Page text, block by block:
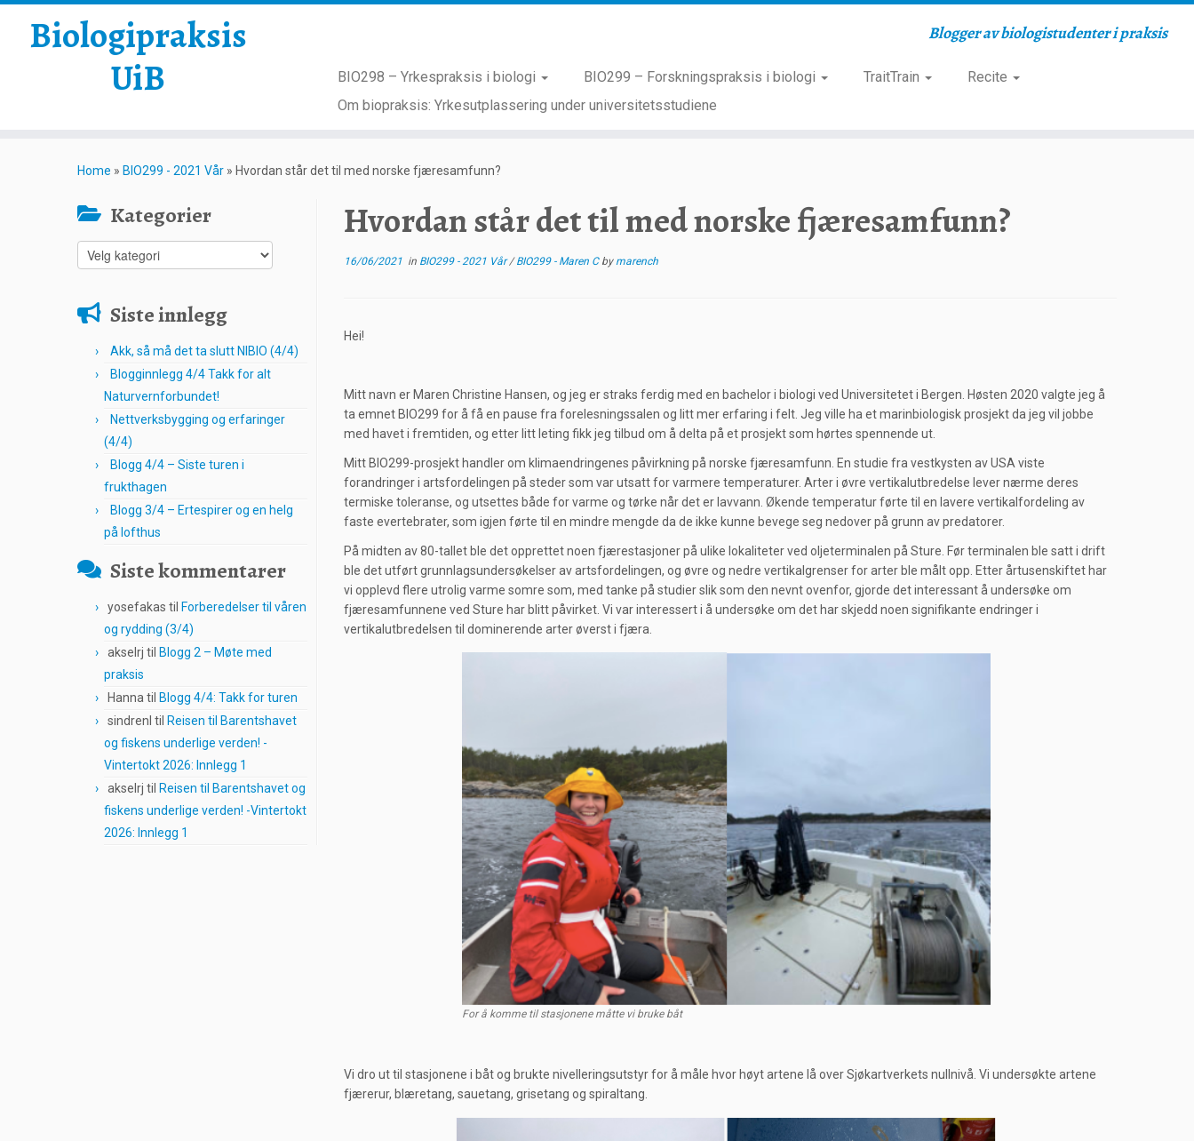
Biologipraksis
UiB
Blogger av biologistudenter i praksis
BIO298 – Yrkespraksis i biologi BIO299 – Forskningspraksis i biologi TraitTrain
Recite
Om biopraksis: Yrkesutplassering under universitetsstudiene
Home » BIO299 - 2021 Vår » Hvordan står det til med norske fjæresamfunn?
Kategorier
Kategorier
Siste innlegg
Akk, så må det ta slutt NIBIO (4/4)
Blogginnlegg 4/4 Takk for alt
Naturvernforbundet!
Nettverksbygging og erfaringer
(4/4)
Blogg 4/4 – Siste turen i
frukthagen
Blogg 3/4 – Ertespirer og en helg
på lofthus
Siste kommentarer
yosefakas til Forberedelser til våren
og rydding (3/4)
akselrj til Blogg 2 – Møte med
praksis
Hanna til Blogg 4/4: Takk for turen
sindrenl til Reisen til Barentshavet
og fiskens underlige verden! -
Vintertokt 2026: Innlegg 1
akselrj til Reisen til Barentshavet og
fiskens underlige verden! -Vintertokt
2026: Innlegg 1
Hvordan står det til med norske fjæresamfunn?
16/06/2021 in BIO299 - 2021 Vår/BIO299 - Maren C by marench
Hei!
Mitt navn er Maren Christine Hansen, og jeg er straks ferdig med en bachelor i biologi ved Universitetet i Bergen. Høsten 2020 valgte jeg å
ta emnet BIO299 for å få en pause fra forelesningssalen og litt mer erfaring i felt. Jeg ville ha et marinbiologisk prosjekt da jeg vil jobbe
med havet i fremtiden, og etter litt leting fikk jeg tilbud om å delta på et prosjekt som hørtes spennende ut.
Mitt BIO299-prosjekt handler om klimaendringenes påvirkning på norske fjæresamfunn. En studie fra vestkysten av USA viste
forandringer i artsfordelingen på steder som var utsatt for varmere temperaturer. Arter i øvre vertikalutbredelse lever nærme deres
termiske toleranse, og utsettes både for varme og tørke når det er lavvann. Økende temperatur førte til en lavere vertikalfordeling av
faste evertebrater, som igjen førte til en mindre mengde da de ikke kunne bevege seg nedover på grunn av predatorer.
På midten av 80-tallet ble det opprettet noen fjærestasjoner på ulike lokaliteter ved oljeterminalen på Sture. Før terminalen ble satt i drift
ble det utført grunnlagsundersøkelser av artsfordelingen, og øvre og nedre vertikalgrenser for arter ble målt opp. Etter årtusenskiftet har
vi opplevd flere utrolig varme somre som, med tanke på studier slik som den nevnt ovenfor, gjorde det interessant å undersøke om
fjæresamfunnene ved Sture har blitt påvirket. Vi var interessert i å undersøke om det har skjedd noen signifikante endringer i
vertikalutbredelsen til dominerende arter øverst i fjæra.
For å komme til stasjonene måtte vi bruke båt
Vi dro ut til stasjonene i båt og brukte nivelleringsutstyr for å måle hvor høyt artene lå over Sjøkartverkets nullnivå. Vi undersøkte artene
fjærerur, blæretang, sauetang, grisetang og spiraltang.